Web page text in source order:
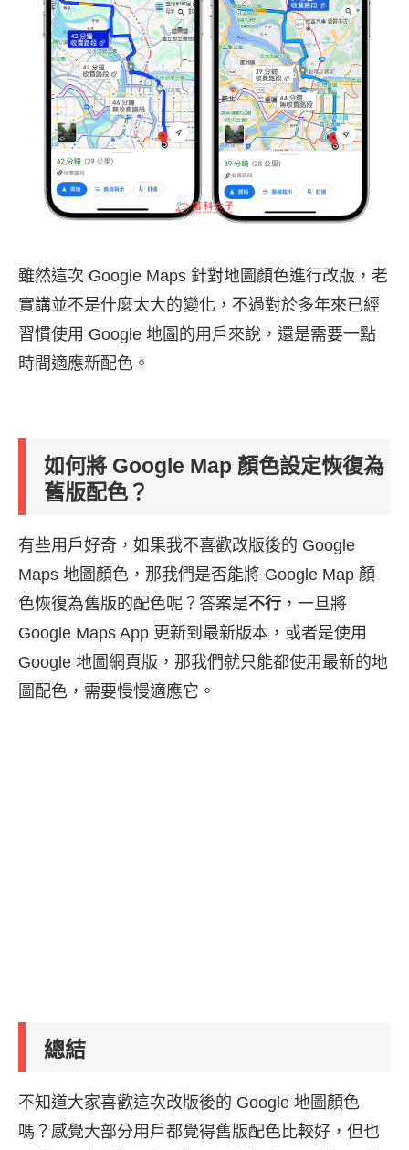
雖然這次 Google Maps 針對地圖顏色進行改版，老
實講並不是什麼太大的變化，不過對於多年來已經
習慣使用 Google 地圖的用戶來說，還是需要一點
時間適應新配色。
如何將 Google Map 顏色設定恢復為
舊版配色？
有些用戶好奇，如果我不喜歡改版後的 Google
Maps 地圖顏色，那我們是否能將 Google Map 顏
色恢復為舊版的配色呢？答案是不行 ，一旦將
Google Maps App 更新到最新版本，或者是使用
Google 地圖網頁版，那我們就只能都使用最新的地
圖配色，需要慢慢適應它。
總結
不知道大家喜歡這次改版後的 Google 地圖顏色
嗎？感覺大部分用戶都覺得舊版配色比較好，但也